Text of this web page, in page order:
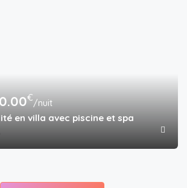
€/nuit
en villa avec piscine et spa